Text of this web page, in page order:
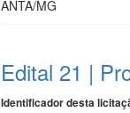
ANTA/MG
Edital 21 |
Identificador desta